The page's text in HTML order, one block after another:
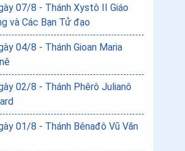
07/8 - Thánh Xystô II Giáo
và Các Bạn Tử đạo
04/8 - Thánh Gioan Maria
02/8 - Thánh Phêrô Julianô
01/8 - Thánh Bênađô Vũ Văn